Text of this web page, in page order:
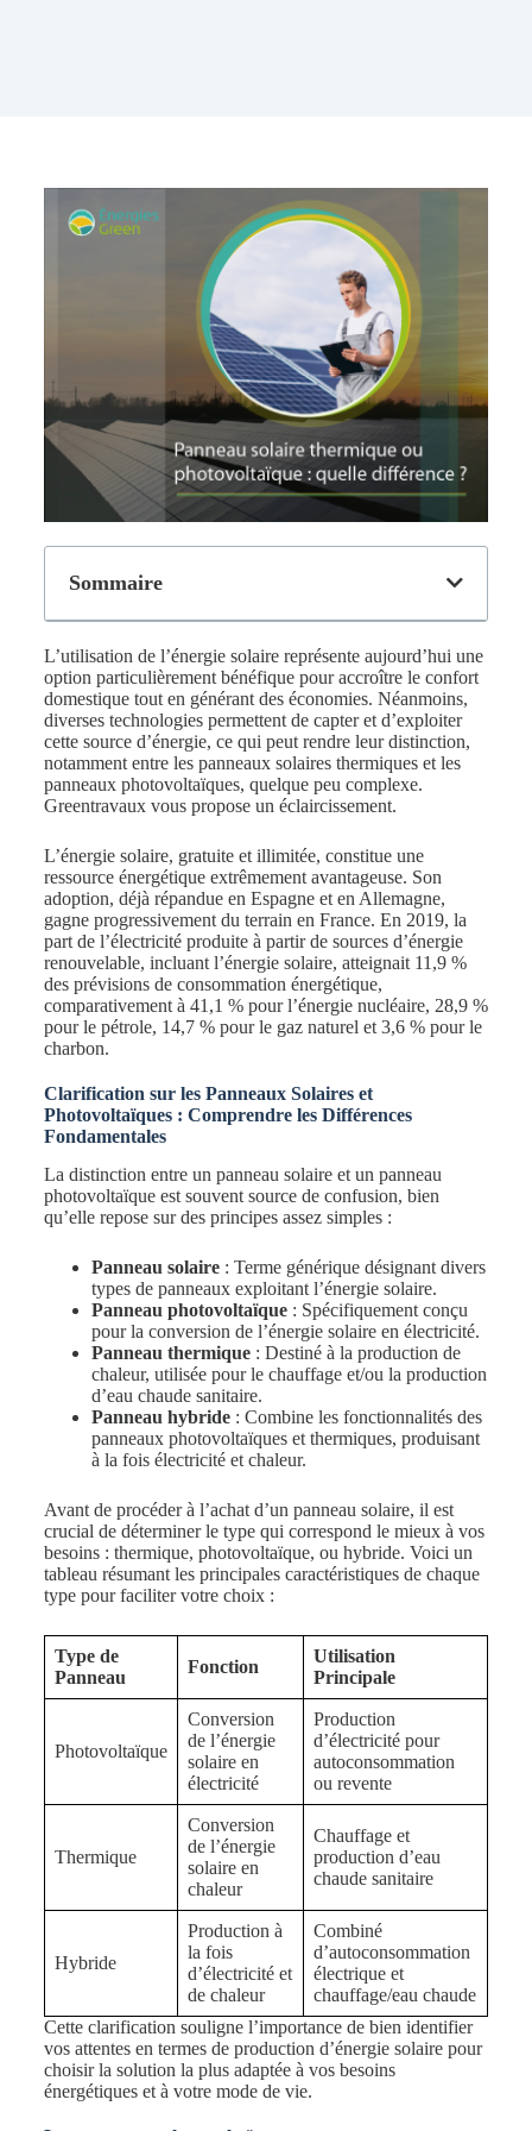
Sommaire
L’utilisation de l’énergie solaire représente aujourd’hui une
option particulièrement bénéfique pour accroître le confort
domestique tout en générant des économies. Néanmoins,
diverses technologies permettent de capter et d’exploiter
cette source d’énergie, ce qui peut rendre leur distinction,
notamment entre les panneaux solaires thermiques et les
panneaux photovoltaïques, quelque peu complexe.
Greentravaux vous propose un éclaircissement.
L’énergie solaire, gratuite et illimitée, constitue une
ressource énergétique extrêmement avantageuse. Son
adoption, déjà répandue en Espagne et en Allemagne,
gagne progressivement du terrain en France. En 2019, la
part de l’électricité produite à partir de sources d’énergie
renouvelable, incluant l’énergie solaire, atteignait 11,9 %
des prévisions de consommation énergétique,
comparativement à 41,1 % pour l’énergie nucléaire, 28,9 %
pour le pétrole, 14,7 % pour le gaz naturel et 3,6 % pour le
charbon.
Clarification sur les Panneaux Solaires et
Photovoltaïques : Comprendre les Différences
Fondamentales
La distinction entre un panneau solaire et un panneau
photovoltaïque est souvent source de confusion, bien
qu’elle repose sur des principes assez simples :
Panneau solaire: Terme générique désignant divers
types de panneaux exploitant l’énergie solaire.
Panneau photovoltaïque: Spécifiquement conçu
pour la conversion de l’énergie solaire en électricité.
Panneau thermique: Destiné à la production de
chaleur, utilisée pour le chauffage et/ou la production
d’eau chaude sanitaire.
Panneau hybride: Combine les fonctionnalités des
panneaux photovoltaïques et thermiques, produisant
à la fois électricité et chaleur.
Avant de procéder à l’achat d’un panneau solaire, il est
crucial de déterminer le type qui correspond le mieux à vos
besoins : thermique, photovoltaïque, ou hybride. Voici un
tableau résumant les principales caractéristiques de chaque
type pour faciliter votre choix :
Type de
Panneau
Fonction
Utilisation
Principale
Photovoltaïque
Conversion
de l’énergie
solaire en
électricité
Production
d’électricité pour
autoconsommation
ou revente
Thermique
Conversion
de l’énergie
solaire en
chaleur
Chauffage et
production d’eau
chaude sanitaire
Hybride
Production à
la fois
d’électricité et
de chaleur
Combiné
d’autoconsommation
électrique et
chauffage/eau chaude
Cette clarification souligne l’importance de bien identifier
vos attentes en termes de production d’énergie solaire pour
choisir la solution la plus adaptée à vos besoins
énergétiques et à votre mode de vie.